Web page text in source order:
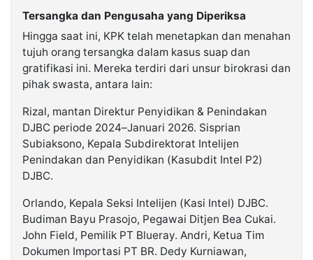
Tersangka dan Pengusaha yang Diperiksa
Hingga saat ini, KPK telah menetapkan dan menahan
tujuh orang tersangka dalam kasus suap dan
gratifikasi ini. Mereka terdiri dari unsur birokrasi dan
pihak swasta, antara lain:
Rizal, mantan Direktur Penyidikan & Penindakan
DJBC periode 2024–Januari 2026. Sisprian
Subiaksono, Kepala Subdirektorat Intelijen
Penindakan dan Penyidikan (Kasubdit Intel P2)
DJBC.
Orlando, Kepala Seksi Intelijen (Kasi Intel) DJBC.
Budiman Bayu Prasojo, Pegawai Ditjen Bea Cukai.
John Field, Pemilik PT Blueray. Andri, Ketua Tim
Dokumen Importasi PT BR. Dedy Kurniawan,